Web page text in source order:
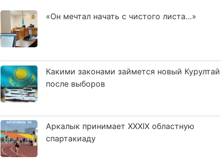
«Он мечтал начать с чистого листа…»
Какими законами займется новый Курултай
после выборов
Аркалык принимает XXXIX областную
спартакиаду